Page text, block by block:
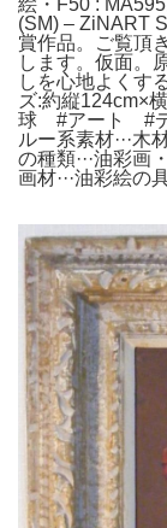
(SM) – ZiNART
賞作品。ご覧頂
します。仮面。
しを心地よくす
ズ:約縦
球 #アート #
ルー系素材···木
の種類···油彩画
画材···油彩絵の